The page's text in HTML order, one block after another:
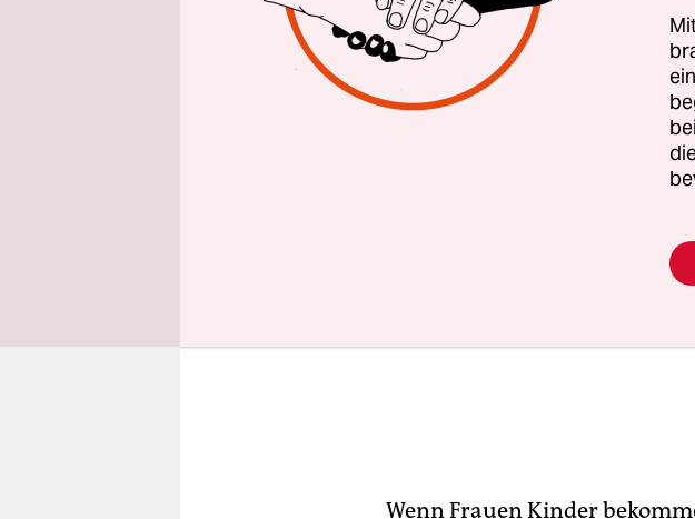
Peter Wolf ist Hebamme. Die
Berlin“, wie er das sagt.
Wenn Frauen Kinder